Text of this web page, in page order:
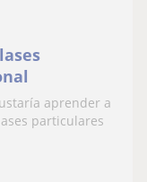
aprender a
particulares